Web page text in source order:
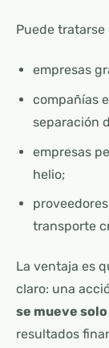
Puede tratarse
empresas
compañías
separación
empresas
helio;
transporte
La ventaja es
claro: una
se mueve
resultados